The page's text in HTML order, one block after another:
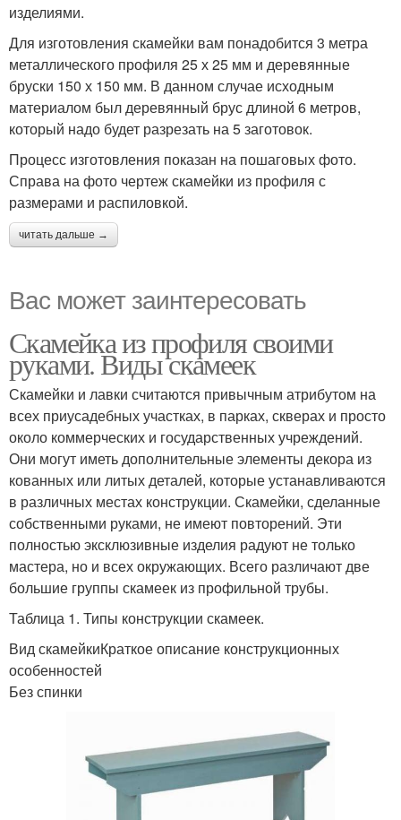
изделиями.
Для изготовления скамейки вам понадобится 3 метра
металлического профиля 25 х 25 мм и деревянные
бруски 150 х 150 мм. В данном случае исходным
материалом был деревянный брус длиной 6 метров,
который надо будет разрезать на 5 заготовок.
Процесс изготовления показан на пошаговых фото.
Справа на фото чертеж скамейки из профиля с
размерами и распиловкой.
читать дальше →
Вас может заинтересовать
Скамейка из профиля своими
руками. Виды скамеек
Скамейки и лавки считаются привычным атрибутом на
всех приусадебных участках, в парках, скверах и просто
около коммерческих и государственных учреждений.
Они могут иметь дополнительные элементы декора из
кованных или литых деталей, которые устанавливаются
в различных местах конструкции. Скамейки, сделанные
собственными руками, не имеют повторений. Эти
полностью эксклюзивные изделия радуют не только
мастера, но и всех окружающих. Всего различают две
большие группы скамеек из профильной трубы.
Таблица 1. Типы конструкции скамеек.
Вид скамейкиКраткое описание конструкционных
особенностей
Без спинки